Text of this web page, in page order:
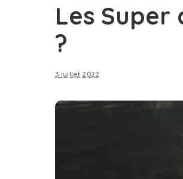
Les Super
?
3 juillet 2022